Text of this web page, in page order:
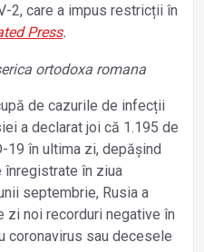
2, care a impus restricții în
Press.
de cazurile de infecții
a declarat joi că 1.195 de
19 în ultima zi, depășind
în ziua
septembrie, Rusia a
zi noi recorduri negative în
coronavirus sau decesele